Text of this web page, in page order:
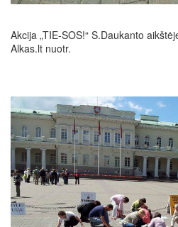
Akcija „TIE-SOS!“ S.Daukanto
Alkas.lt nuotr.